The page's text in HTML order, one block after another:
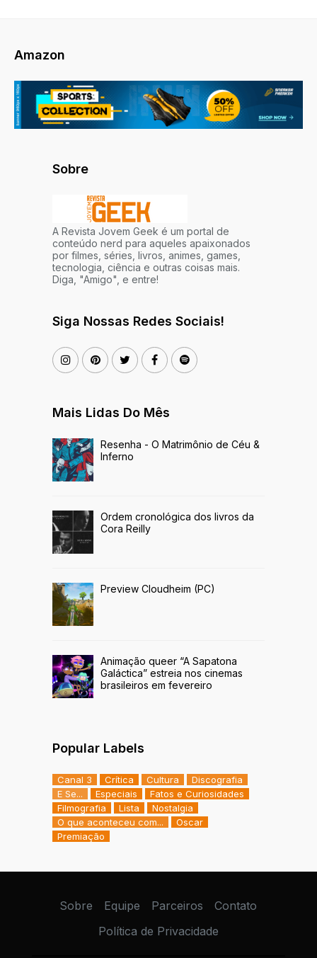
Amazon
Sobre
A Revista Jovem Geek é um portal de
conteúdo nerd para aqueles apaixonados
por filmes, séries, livros, animes, games,
tecnologia, ciência e outras coisas mais.
Diga, "Amigo", e entre!
Siga Nossas Redes Sociais!
Mais Lidas Do Mês
Resenha - O Matrimônio de Céu &
Inferno
Ordem cronológica dos livros da
Cora Reilly
Preview Cloudheim (PC)
Animação queer “A Sapatona
Galáctica” estreia nos cinemas
brasileiros em fevereiro
Popular Labels
Canal 3 Crítica Cultura
Discografia
E Se...
Especiais
Fatos e Curiosidades
Filmografia
Lista
Nostalgia
O que aconteceu com...
Oscar
Premiação
Sobre Equipe Parceiros
Contato
Política de Privacidade